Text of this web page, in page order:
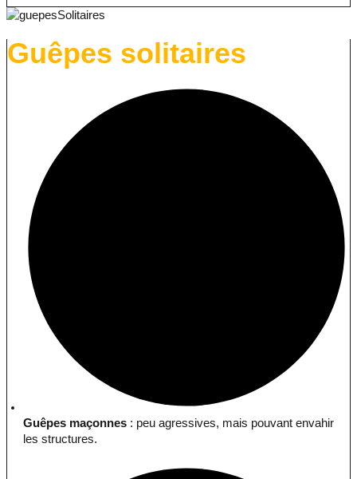
Guêpes solitaires
Guêpes maçonnes : peu agressives, mais pouvant envahir
les structures.